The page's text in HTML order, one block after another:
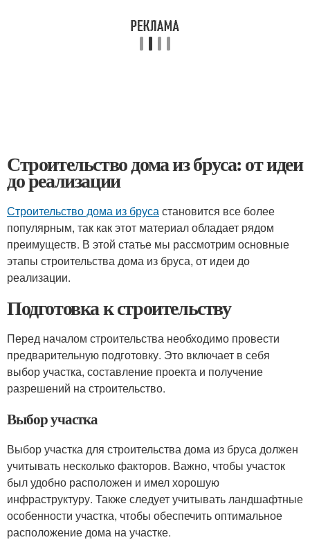
Строительство дома из бруса: от идеи
до реализации
Строительство дома из брусастановится все более
популярным, так как этот материал обладает рядом
преимуществ. В этой статье мы рассмотрим основные
этапы строительства дома из бруса, от идеи до
реализации.
Подготовка к строительству
Перед началом строительства необходимо провести
предварительную подготовку. Это включает в себя
выбор участка, составление проекта и получение
разрешений на строительство.
Выбор участка
Выбор участка для строительства дома из бруса должен
учитывать несколько факторов. Важно, чтобы участок
был удобно расположен и имел хорошую
инфраструктуру. Также следует учитывать ландшафтные
особенности участка, чтобы обеспечить оптимальное
расположение дома на участке.